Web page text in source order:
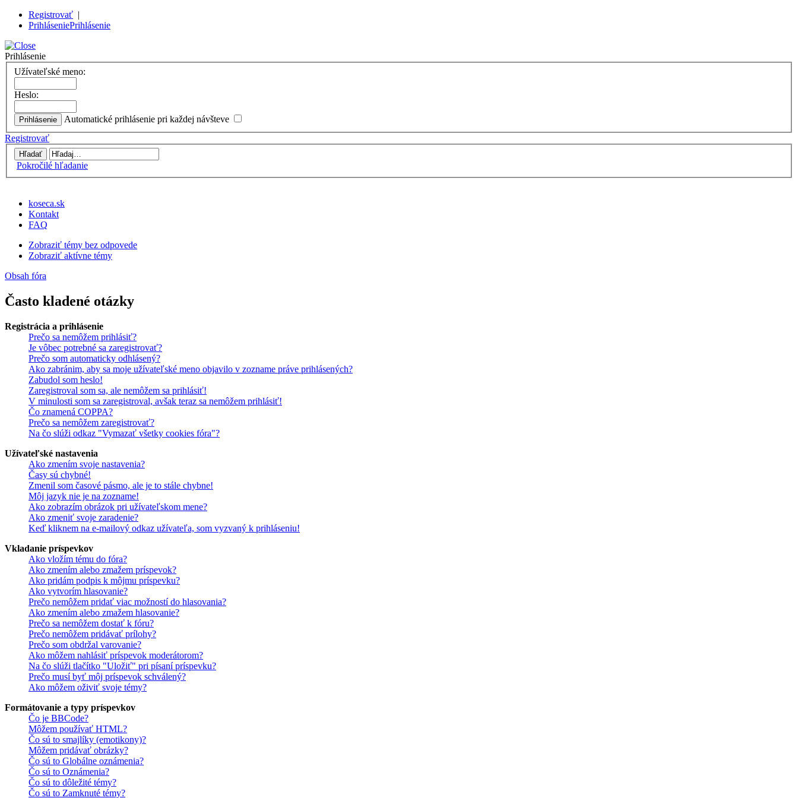
Registrovať |
PrihláseniePrihlásenie
Prihlásenie
Užívateľské meno:
Heslo:
Automatické prihlásenie pri každej návšteve
Registrovať
Pokročilé hľadanie
koseca.sk
Kontakt
FAQ
Zobraziť témy bez odpovede
Zobraziť aktívne témy
Obsah fóra
Často kladené otázky
Registrácia a prihlásenie
Prečo sa nemôžem prihlásiť?
Je vôbec potrebné sa zaregistrovať?
Prečo som automaticky odhlásený?
Ako zabránim, aby sa moje užívateľské meno objavilo v zozname práve prihlásených?
Zabudol som heslo!
Zaregistroval som sa, ale nemôžem sa prihlásiť!
V minulosti som sa zaregistroval, avšak teraz sa nemôžem prihlásiť!
Čo znamená COPPA?
Prečo sa nemôžem zaregistrovať?
Na čo slúži odkaz "Vymazať všetky cookies fóra"?
Užívateľské nastavenia
Ako zmením svoje nastavenia?
Časy sú chybné!
Zmenil som časové pásmo, ale je to stále chybne!
Môj jazyk nie je na zozname!
Ako zobrazím obrázok pri užívateľskom mene?
Ako zmeniť svoje zaradenie?
Keď kliknem na e-mailový odkaz užívateľa, som vyzvaný k prihláseniu!
Vkladanie príspevkov
Ako vložím tému do fóra?
Ako zmením alebo zmažem príspevok?
Ako pridám podpis k môjmu príspevku?
Ako vytvorím hlasovanie?
Prečo nemôžem pridať viac možností do hlasovania?
Ako zmením alebo zmažem hlasovanie?
Prečo sa nemôžem dostať k fóru?
Prečo nemôžem pridávať prílohy?
Prečo som obdržal varovanie?
Ako môžem nahlásiť príspevok moderátorom?
Na čo slúži tlačítko "Uložiť" pri písaní príspevku?
Prečo musí byť môj príspevok schválený?
Ako môžem oživiť svoje témy?
Formátovanie a typy príspevkov
Čo je BBCode?
Môžem používať HTML?
Čo sú to smajlíky (emotikony)?
Môžem pridávať obrázky?
Čo sú to Globálne oznámenia?
Čo sú to Oznámenia?
Čo sú to dôležité témy?
Čo sú to Zamknuté témy?